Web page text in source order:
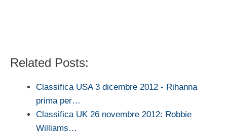
Related Posts:
Classifica USA 3 dicembre 2012 - Rihanna
prima per…
Classifica UK 26 novembre 2012: Robbie
Williams…